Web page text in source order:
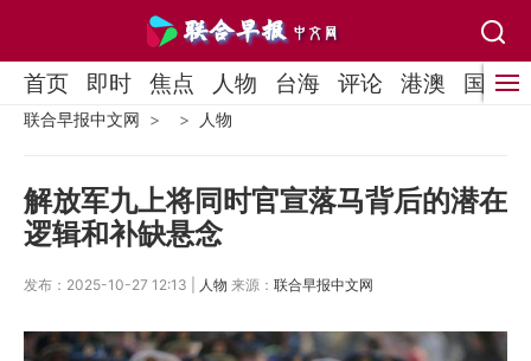
首页 即时 焦点 人物 台海 评论 港澳 国际
联合早报中文网 人物
解放军九上将同时官宣落马背后的潜在
逻辑和补缺悬念
发布：2025-10-27 12:13 | 人物 来源： 联合早报中文网